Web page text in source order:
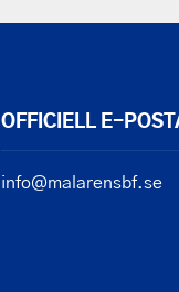
OFFICIELL E-
info@malarensbf.se